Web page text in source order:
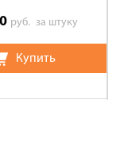
руб. за штуку
Купить